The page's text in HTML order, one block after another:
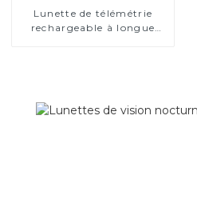
Lunette de télémétrie
rechargeable à longue